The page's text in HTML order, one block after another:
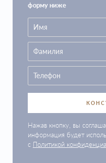
форму ниже
Нажав кнопку, вы
информация будет
с Политикой